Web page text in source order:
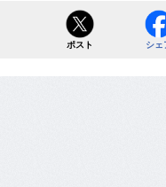
ポスト シェ